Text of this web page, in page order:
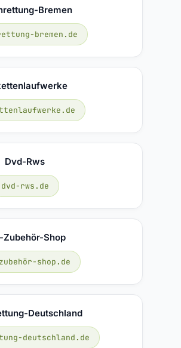
Bremen
bremen.de
Dvd-Rws
dvd-rws.de
Zubehör-Shop
shop.de
Deutschland
deutschland.de